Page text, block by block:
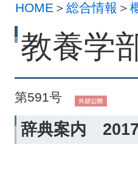
HOME ＞ 総合情報 ＞
月 2日）
教養学
第591号
辞典案内